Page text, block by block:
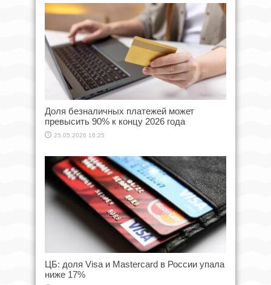
Доля безналичных платежей может
превысить 90% к концу 2026 года
25.05.2026 16:25
ЦБ: доля Visa и Mastercard в России упала
ниже 17%